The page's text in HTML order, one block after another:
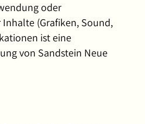
oder
(Grafiken, Sound,
ist eine
von Sandstein Neue